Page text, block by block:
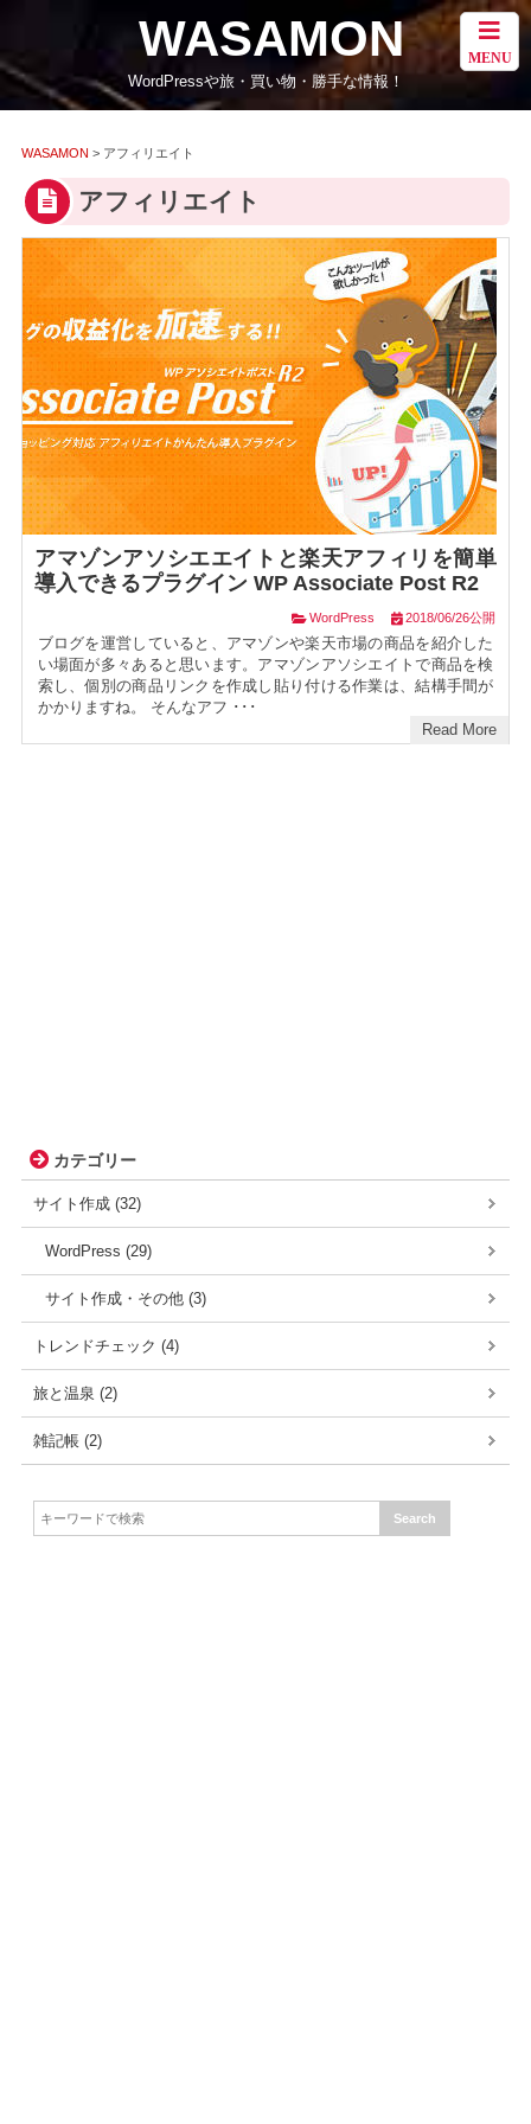
MENU
WASAMON
WordPressや旅・買い物・勝手な情報！
WASAMON > アフィリエイト
アフィリエイト
アマゾンアソシエエイトと楽天アフィリを簡単
導入できるプラグイン WP Associate Post R2
WordPress 2018/06/26公開
ブログを運営していると、アマゾンや楽天市場の商品を紹介した
い場面が多々あると思います。アマゾンアソシエイトで商品を検
索し、個別の商品リンクを作成し貼り付ける作業は、結構手間が
かかりますね。 そんなアフ ･･･
Read More
カテゴリー
サイト作成 (32)
WordPress (29)
サイト作成・その他 (3)
トレンドチェック (4)
旅と温泉 (2)
雑記帳 (2)